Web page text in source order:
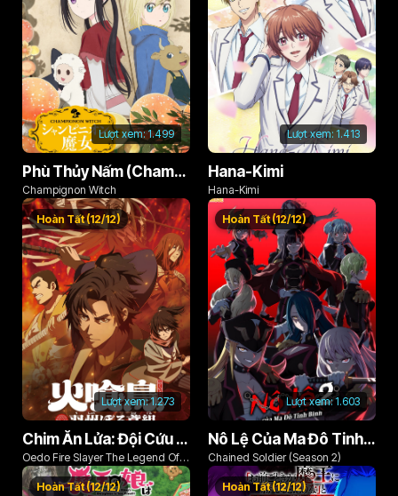
Lượt xem:1.499
Phù Thủy Nấm (Champignon no Majo)
Champignon Witch
Lượt xem: 1.413
Hana-Kimi
Hana-Kimi
Lượt xem:1.273
Hoàn Tất (12/12)
Chim Ăn Lửa: Đội Cứu Hỏa Rách Rưới Vùng Ushu
Oedo Fire Slayer The Legend Of
Phoenix
Lượt xem:1.603
Hoàn Tất (12/12)
Nô Lệ Của Ma Đô Tinh Binh (Phần 2)
Chained Soldier (Season 2)
Hoàn Tất (12/12) Hoàn Tất (12/12)